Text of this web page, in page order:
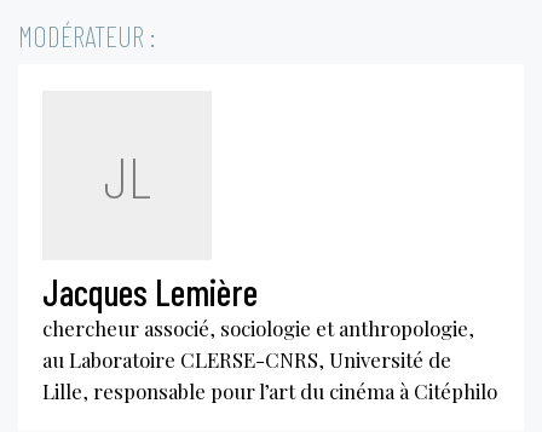
MODÉRATEUR :
JL
Jacques Lemière
chercheur associé, sociologie et anthropologie,
au Laboratoire CLERSE-CNRS, Université de
Lille, responsable pour l’art du cinéma à Citéphilo